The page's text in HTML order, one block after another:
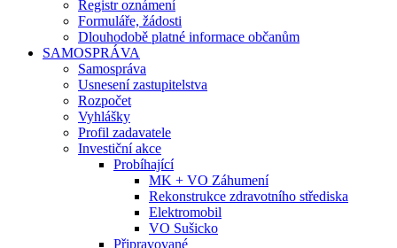
Registr oznámení
Formuláře, žádosti
Dlouhodobě platné informace občanům
SAMOSPRÁVA
Samospráva
Usnesení zastupitelstva
Rozpočet
Vyhlášky
Profil zadavatele
Investiční akce
Probíhající
MK + VO Záhumení
Rekonstrukce zdravotního střediska
Elektromobil
VO Sušicko
Připravované